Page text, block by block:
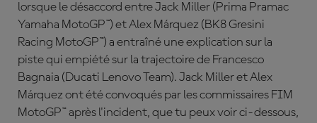
lorsque le désaccord entre Jack Miller (Prima Pramac
Yamaha MotoGP™) et Alex Márquez (BK8 Gresini
Racing MotoGP™) a entraîné une explication sur la
piste qui empiété sur la trajectoire de Francesco
Bagnaia (Ducati Lenovo Team). Jack Miller et Alex
Márquez ont été convoqués par les commissaires FIM
MotoGP™ après l'incident, que tu peux voir ci-dessous,